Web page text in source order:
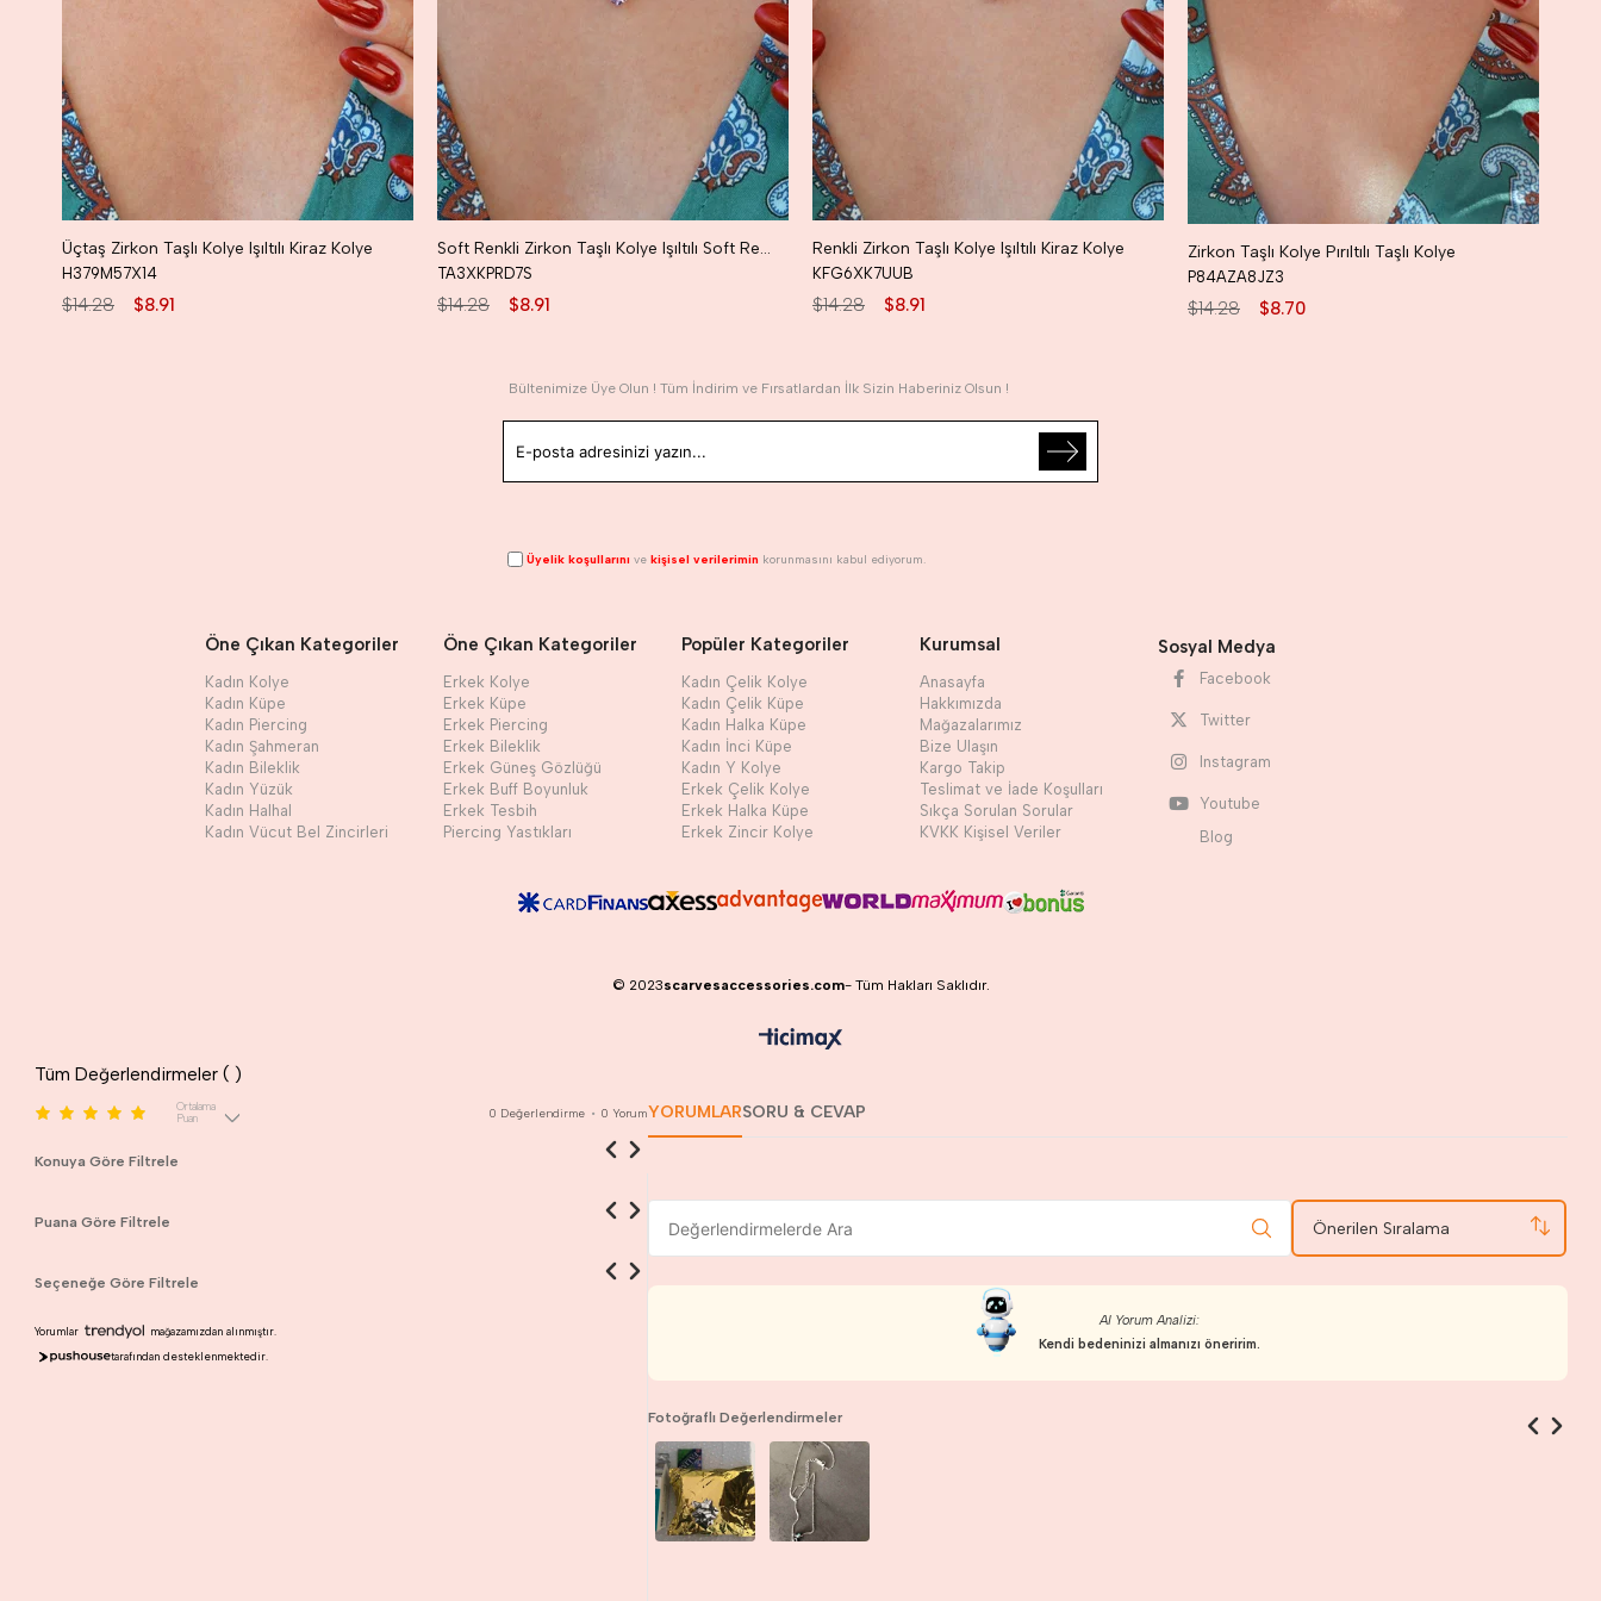
Üçtaş Zirkon Taşlı Kolye Işıltılı Kiraz Kolye
H379M57X14
$8.91
$14.28
Soft Renkli Zirkon Taşlı Kolye Işıltılı Soft Renk Kiraz Kolye
TA3XKPRD7S
$8.91
$14.28
Renkli Zirkon Taşlı Kolye Işıltılı Kiraz Kolye
KFG6XK7UUB
$8.91
$14.28
Zirkon Taşlı Kolye Pırıltılı Taşlı Kolye
P84AZA8JZ3
$8.70
$14.28
Bültenimize Üye Olun ! Tüm İndirim ve Fırsatlardan İlk Sizin Haberiniz Olsun !
Üyelik koşullarını ve kişisel verilerimin korunmasını kabul ediyorum.
Öne Çıkan Kategoriler
Kadın Kolye
Kadın Küpe
Kadın Piercing
Kadın Şahmeran
Kadın Bileklik
Kadın Yüzük
Kadın Halhal
Kadın Vücut Bel Zincirleri
Öne Çıkan Kategoriler
Erkek Kolye
Erkek Küpe
Erkek Piercing
Erkek Bileklik
Erkek Güneş Gözlüğü
Erkek Buff Boyunluk
Erkek Tesbih
Piercing Yastıkları
Popüler Kategoriler
Kadın Çelik Kolye
Kadın Çelik Küpe
Kadın Halka Küpe
Kadın İnci Küpe
Kadın Y Kolye
Erkek Çelik Kolye
Erkek Halka Küpe
Erkek Zincir Kolye
Kurumsal
Anasayfa
Hakkımızda
Mağazalarımız
Bize Ulaşın
Kargo Takip
Teslimat ve İade Koşulları
Sıkça Sorulan Sorular
KVKK Kişisel Veriler
Sosyal Medya
Facebook
Twitter
Instagram
Youtube
Blog
© 2023scarvesaccessories.com- Tüm Hakları Saklıdır.
Tüm Değerlendirmeler ( )
Ortalama
Puan
0 Değerlendirme • 0 Yorum
Konuya Göre Filtrele
Puana Göre Filtrele
Seçeneğe Göre Filtrele
Yorumlar
mağazamızdan alınmıştır.
tarafından desteklenmektedir.
YORUMLARSORU & CEVAP
Önerilen Sıralama
AI Yorum Analizi:
Kendi bedeninizi almanızı öneririm.
Fotoğraflı Değerlendirmeler